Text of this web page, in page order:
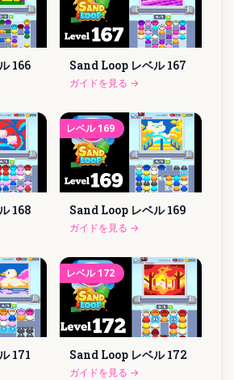
166 Sand Loop レベル 167
ガイドを見る →
168
レベル169
Sand Loop レベル 169
ガイドを見る →
171
レベル172
Sand Loop レベル 172
ガイドを見る →